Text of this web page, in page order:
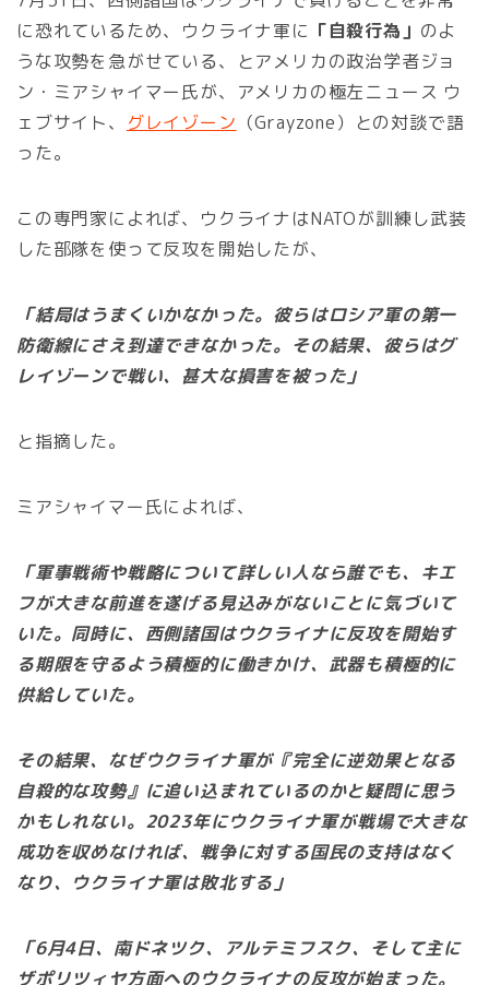
に恐れているため、ウクライナ軍に 「自殺行為」 のよ
うな攻勢を急がせている、とアメリカの政治学者ジョ
ン・ミアシャイマー氏が、アメリカの極左ニュース ウ
ェブサイト、 グレイゾーン （Grayzone）との対談で語
った。
この専門家によれば、ウクライナはNATOが訓練し武装
した部隊を使って反攻を開始したが、
「結局はうまくいかなかった。彼らはロシア軍の第一
防衛線にさえ到達できなかった。その結果、彼らはグ
レイゾーンで戦い、甚大な損害を被った」
と指摘した。
ミアシャイマー氏によれば、
「軍事戦術や戦略について詳しい人なら誰でも、キエ
フが大きな前進を遂げる見込みがないことに気づいて
いた。同時に、西側諸国はウクライナに反攻を開始す
る期限を守るよう積極的に働きかけ、武器も積極的に
供給していた。
その結果、なぜウクライナ軍が『完全に逆効果となる
自殺的な攻勢』に追い込まれているのかと疑問に思う
かもしれない。2023年にウクライナ軍が戦場で大きな
成功を収めなければ、戦争に対する国民の支持はなく
なり、ウクライナ軍は敗北する」
「6月4日、南ドネツク、アルテミフスク、そして主に
ザポリツィヤ方面へのウクライナの反攻が始まった。